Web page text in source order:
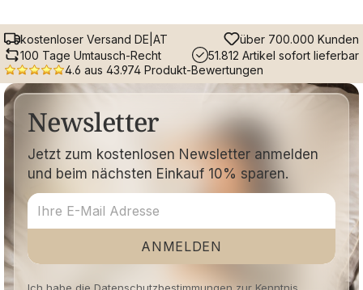
kostenloser Versand DE|AT
über 700.000 Kunden
100 Tage Umtausch-Recht
51.812 Artikel sofort lieferbar
4.6 aus 43.974 Produkt-Bewertungen
Newsletter
Jetzt zum kostenlosen Newsletter anmelden
und beim nächsten Einkauf 10% sparen.
ANMELDEN